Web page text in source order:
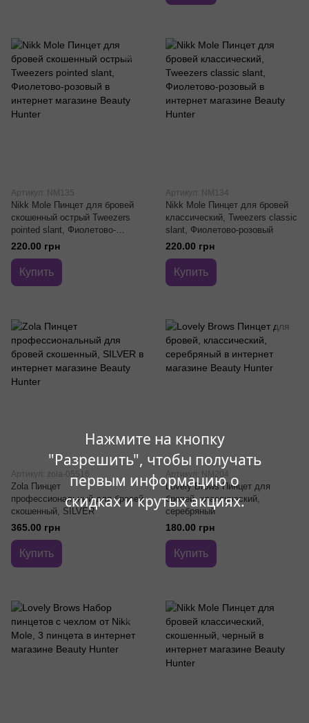
Нажмите на кнопку
"Разрешить", чтобы получать
первым информацию о
скидках и крутых акциях.
Артикул: NM135
Nikk Mole Пинцет для бровей
скошенный острый Tweezers
pointed slant, Фиолетово-
розовый
220.00 грн
Купить
Артикул: NM134
Nikk Mole Пинцет для бровей
классический, Tweezers classic
slant, Фиолетово-розовый
220.00 грн
Купить
Артикул: zola-05516
Zola Пинцет
профессиональный для бровей
скошенный, SILVER
365.00 грн
Купить
Артикул: NM204
Lovely Brows Пинцет для
бровей, классический,
серебряный
180.00 грн
Купить